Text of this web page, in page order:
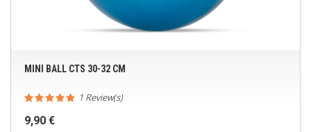
MINI BALL CTS 30-32 CM
1 Review(s)
9,90 €